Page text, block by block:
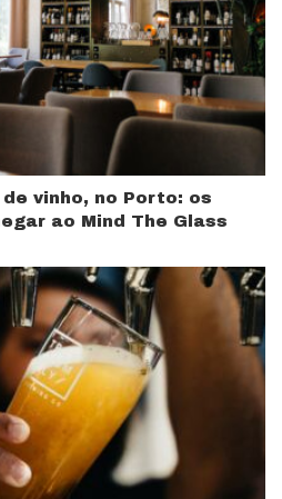
vinho, no Porto: os
ao Mind The Glass